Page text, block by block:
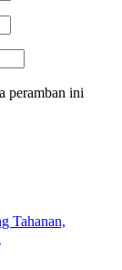
peramban ini
Tahanan,